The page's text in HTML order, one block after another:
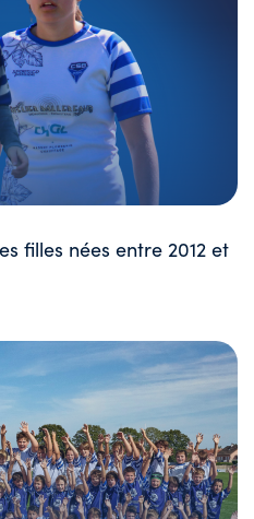
filles nées entre 2012 et